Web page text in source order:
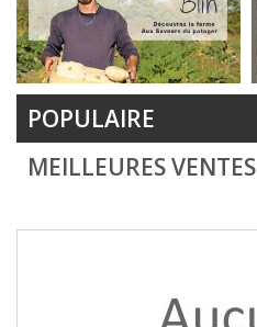
POPULAIRE
MEILLEURES VENTES